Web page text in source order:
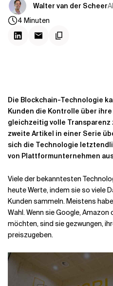
Walter van der Scheer
4 Minuten
Die Blockchain-Technologie
Kunden die Kontrolle über
gleichzeitig volle Transparenz
zweite Artikel in einer Serie
sich die Technologie
von Plattformunternehmen
Viele der bekanntesten
heute Werte, indem sie so viele
Kunden sammeln. Meistens
Wahl. Wenn sie Google,
möchten, sind sie gezwungen,
preiszugeben.